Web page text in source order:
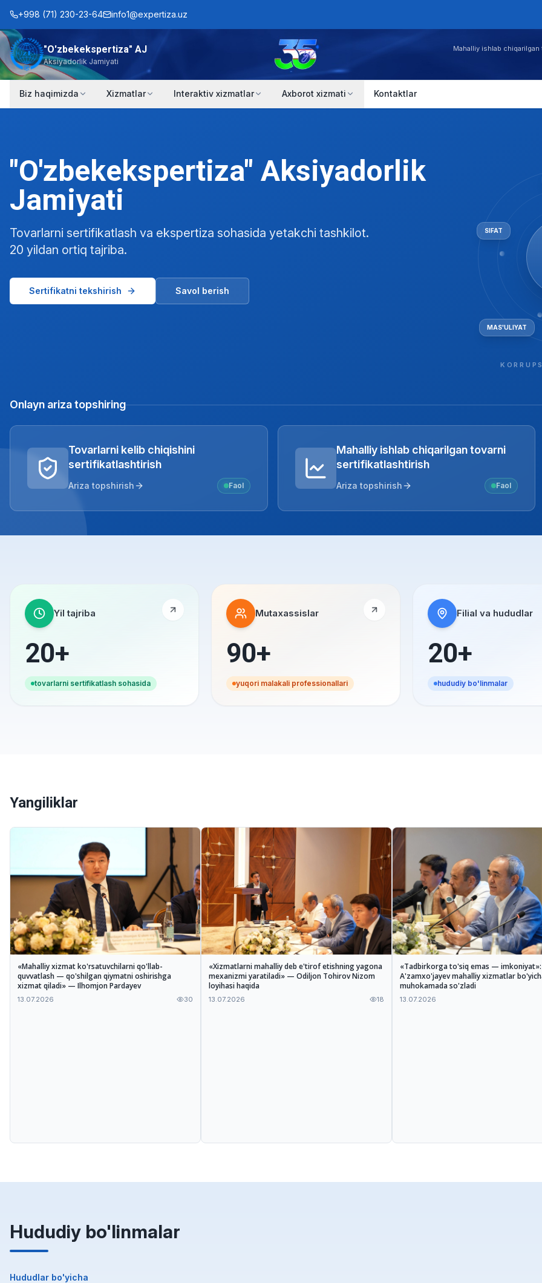
+998 (71) 230-23-64 info1@expertiza.uz
"O'zbekekspertiza" AJ
Aksiyadorlik Jamiyati
Mahalliy ishlab
Biz haqimizda Xizmatlar Interaktiv xizmatlar Axborot xizmati Kontaktlar
"O'zbekekspertiza" Aksiyadorlik
Jamiyati
Tovarlarni sertifikatlash va ekspertiza sohasida yetakchi tashkilot.
20 yildan ortiq tajriba.
Sertifikatni tekshirish Savol berish
MAS'ULIYAT
SIFAT
Onlayn ariza topshiring
Tovarlarni kelib chiqishini
sertifikatlashtirish
Ariza topshirish Faol
Mahalliy ishlab chiqarilgan tovarni
sertifikatlashtirish
Ariza topshirish Faol
Yil tajriba
20+
tovarlarni sertifikatlash sohasida
Mutaxassislar
90+
yuqori malakali professionallari
Filial va hududlar
20+
hududiy bo'linmalar
Yangiliklar
«Mahalliy xizmat ko'rsatuvchilarni qo'llab-
quvvatlash — qo'shilgan qiymatni oshirishga
xizmat qiladi» — Ilhomjon Pardayev
13.07.2026 30
«Xizmatlarni mahalliy deb e'tirof etishning yagona
mexanizmi yaratiladi» — Odiljon Tohirov Nizom
loyihasi haqida
13.07.2026 18
«Tadbirkorga to'siq emas — imkoniyat»:
A'zamxo'jayev mahalliy xizmatlar
muhokamada so'zladi
13.07.2026
Hududiy bo'linmalar
Hududlar bo'yicha